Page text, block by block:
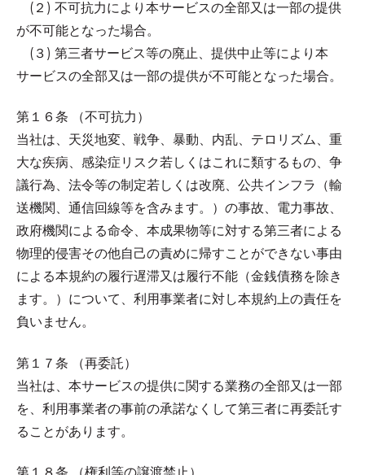
(２) 不可抗力により本サービスの全部又は一部の提供
が不可能となった場合。
(３) 第三者サービス等の廃止、提供中止等により本
サービスの全部又は一部の提供が不可能となった場合。
第１６条 （不可抗力）
当社は、天災地変、戦争、暴動、内乱、テロリズム、重
大な疾病、感染症リスク若しくはこれに類するもの、争
議行為、法令等の制定若しくは改廃、公共インフラ（輸
送機関、通信回線等を含みます。）の事故、電力事故、
政府機関による命令、本成果物等に対する第三者による
物理的侵害その他自己の責めに帰すことができない事由
による本規約の履行遅滞又は履行不能（金銭債務を除き
ます。）について、利用事業者に対し本規約上の責任を
負いません。
第１７条 （再委託）
当社は、本サービスの提供に関する業務の全部又は一部
を、利用事業者の事前の承諾なくして第三者に再委託す
ることがあります。